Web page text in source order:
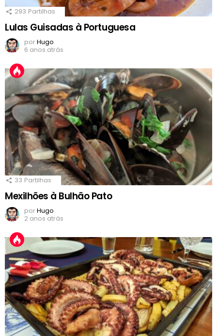
293 Partilhas
Lulas Guisadas à Portuguesa
porHugo
6 anos atrás
33 Partilhas
Mexilhões à Bulhão Pato
porHugo
2 anos atrás